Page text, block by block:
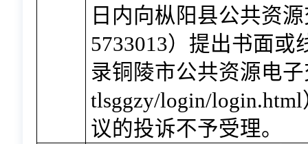
日内向枞阳县公共资
5733013）提出书面或
录铜陵市公共资源电
tlsggzy/login/login.html
议的投诉不予受理。